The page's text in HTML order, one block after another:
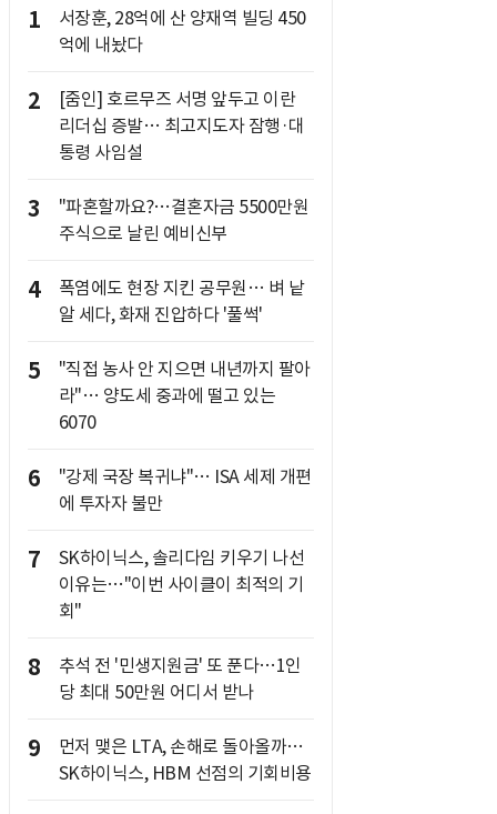
1
서장훈, 28억에 산 양재역 빌딩 450
억에 내놨다
2
[줌인] 호르무즈 서명 앞두고 이란
리더십 증발… 최고지도자 잠행·대
통령 사임설
3
"파혼할까요?…결혼자금 5500만원
주식으로 날린 예비신부
4
폭염에도 현장 지킨 공무원… 벼 낱
알 세다, 화재 진압하다 '풀썩'
5
"직접 농사 안 지으면 내년까지 팔아
라"… 양도세 중과에 떨고 있는
6070
6
"강제 국장 복귀냐"… ISA 세제 개편
에 투자자 불만
7
SK하이닉스, 솔리다임 키우기 나선
이유는…"이번 사이클이 최적의 기
회"
8
추석 전 '민생지원금' 또 푼다…1인
당 최대 50만원 어디서 받나
9
먼저 맺은 LTA, 손해로 돌아올까…
SK하이닉스, HBM 선점의 기회비용